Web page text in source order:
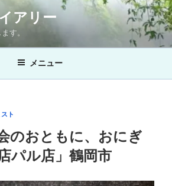
アリー
す。
メニュー
スト
のおともに、おにぎ
パル店」鶴岡市